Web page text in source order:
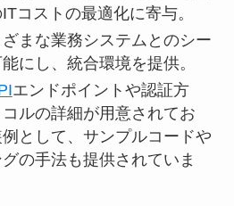
コストの最適化に寄与。
ざまな業務システムとのシー
にし、統合環境を提供。
エンドポイントや認証方
ルの詳細が用意されてお
として、サンプルコードや
の手法も提供されていま